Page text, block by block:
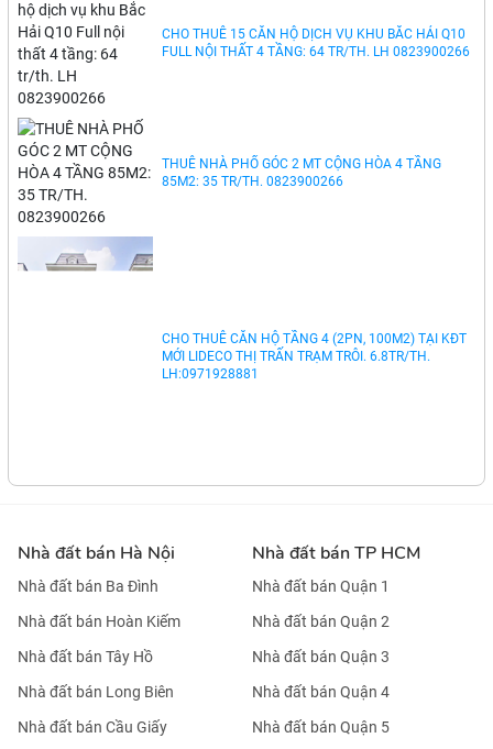
CHO THUÊ CĂN HỘ TẦNG 4 (2PN, 100M2) TẠI KĐT
Nhà đất bán Hà Nội
Nhà đất bán Ba Đình
Nhà đất bán Hoàn Kiếm
Nhà đất bán Tây Hồ
Nhà đất bán Long Biên
Nhà đất bán TP HCM
Nhà đất bán Quận 1
Nhà đất bán Quận 2
Nhà đất bán Quận 3
Nhà đất bán Quận 4